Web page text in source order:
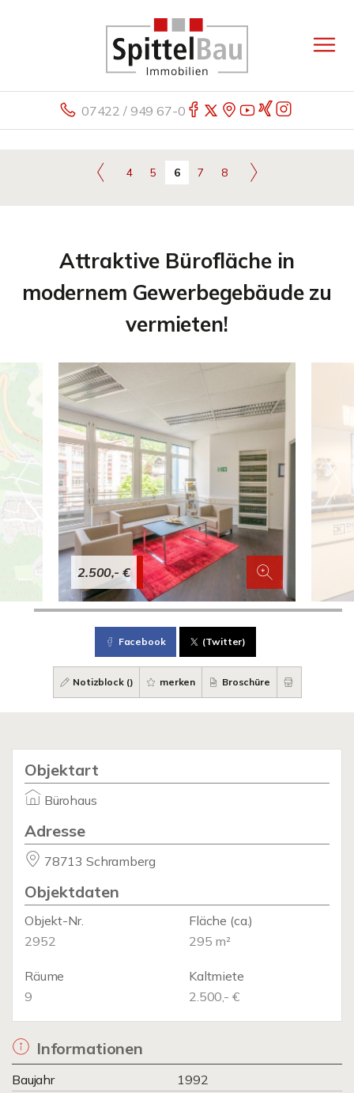
07422 / 949 67-0
4 5 6 7 8
Attraktive Bürofläche in
modernem Gewerbegebäude zu
vermieten!
2.500,- €
Facebook (Twitter)
Notizblock () merken Broschüre
Objektart
Bürohaus
Adresse
78713 Schramberg
Objektdaten
Objekt-Nr.
2952
Fläche (ca.)
295 m²
Räume
9
Kaltmiete
2.500,- €
Informationen
Baujahr
1992